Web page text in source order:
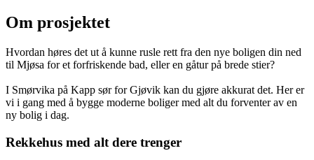
Om prosjektet
Hvordan høres det ut å kunne rusle rett fra den nye boligen din ned
til Mjøsa for et forfriskende bad, eller en gåtur på brede stier?
I Smørvika på Kapp sør for Gjøvik kan du gjøre akkurat det. Her er
vi i gang med å bygge moderne boliger med alt du forventer av en
ny bolig i dag.
Rekkehus med alt dere trenger